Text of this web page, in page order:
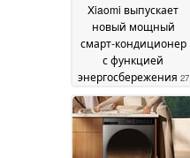
Xiaomi выпускает
новый мощный
смарт-кондиционер
с функцией
энергосбережения 27
May 2026